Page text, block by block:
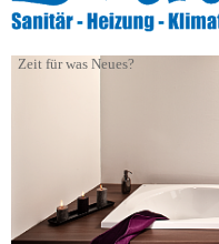
Zeit für was Neues?